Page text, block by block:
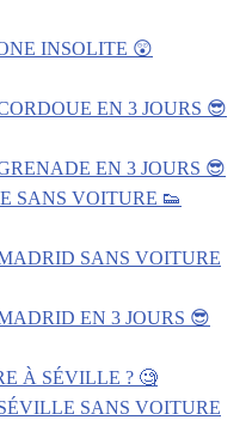
INSOLITE 😲
EN 3 JOURS 😎
EN 3 JOURS 😎
SANS VOITURE 👟
SANS VOITURE
EN 3 JOURS 😎
À SÉVILLE ? 🧐
SANS VOITURE